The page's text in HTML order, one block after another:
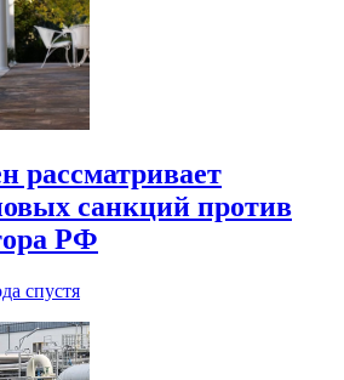
рассматривает
санкций против
РФ
спустя